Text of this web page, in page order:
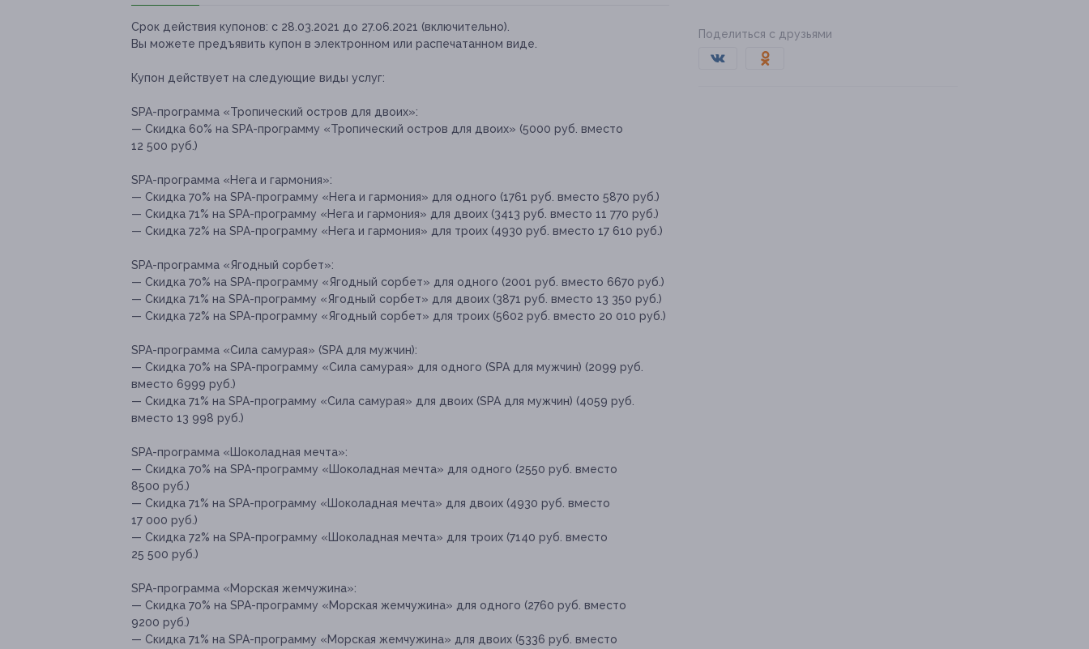
Поделиться с друзьями
Срок действия купонов: с 28.03.2021 до 27.06.2021 (включительно).
Вы можете предъявить купон в электронном или распечатанном виде.
Купон действует на следующие виды услуг:
SPA-программа «Тропический остров для двоих»:
— Скидка 60% на SPA-программу «Тропический остров для двоих» (5000 руб. вместо
12 500 руб.)
SPA-программа «Нега и гармония»:
— Скидка 70% на SPA-программу «Нега и гармония» для одного (1761 руб. вместо 5870 руб.)
— Скидка 71% на SPA-программу «Нега и гармония» для двоих (3413 руб. вместо 11 770 руб.)
— Скидка 72% на SPA-программу «Нега и гармония» для троих (4930 руб. вместо 17 610 руб.)
SPA-программа «Ягодный сорбет»:
— Скидка 70% на SPA-программу «Ягодный сорбет» для одного (2001 руб. вместо 6670 руб.)
— Скидка 71% на SPA-программу «Ягодный сорбет» для двоих (3871 руб. вместо 13 350 руб.)
— Скидка 72% на SPA-программу «Ягодный сорбет» для троих (5602 руб. вместо 20 010 руб.)
SPA-программа «Сила самурая» (SPA для мужчин):
— Скидка 70% на SPA-программу «Сила самурая» для одного (SPA для мужчин) (2099 руб.
вместо 6999 руб.)
— Скидка 71% на SPA-программу «Сила самурая» для двоих (SPA для мужчин) (4059 руб.
вместо 13 998 руб.)
SPA-программа «Шоколадная мечта»:
— Скидка 70% на SPA-программу «Шоколадная мечта» для одного (2550 руб. вместо
8500 руб.)
— Скидка 71% на SPA-программу «Шоколадная мечта» для двоих (4930 руб. вместо
17 000 руб.)
— Скидка 72% на SPA-программу «Шоколадная мечта» для троих (7140 руб. вместо
25 500 руб.)
SPA-программа «Морская жемчужина»:
— Скидка 70% на SPA-программу «Морская жемчужина» для одного (2760 руб. вместо
9200 руб.)
— Скидка 71% на SPA-программу «Морская жемчужина» для двоих (5336 руб. вместо